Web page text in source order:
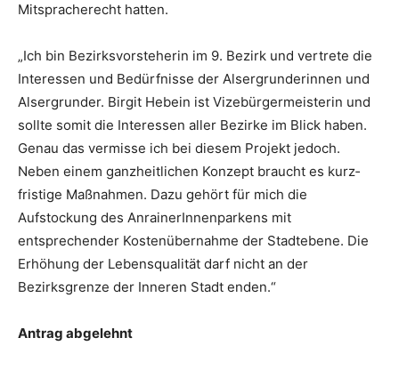
Mitspracherecht hatten.
„Ich bin Bezirksvorsteherin im 9. Bezirk und vertrete die
Interessen und Bedürfnisse der Alsergrunderinnen und
Alsergrunder. Birgit Hebein ist Vizebürgermeisterin und
sollte somit die Interessen aller Bezirke im Blick haben.
Genau das vermisse ich bei diesem Projekt jedoch.
Neben einem ganzheitlichen Konzept braucht es kurz­
fristige Maßnahmen. Dazu gehört für mich die
Aufstockung des AnrainerInnenparkens mit
entsprechender Kostenübernahme der Stadtebene. Die
Erhöhung der ­Lebensqualität darf nicht an der
Bezirksgrenze der ­Inneren Stadt enden.“
Antrag abgelehnt